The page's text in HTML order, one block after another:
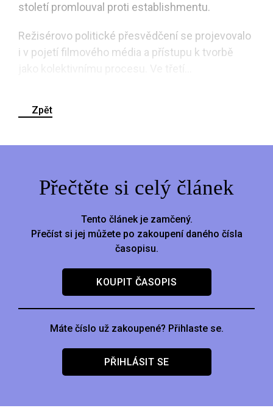
století promlouval proti establishmentu.
Režisérovo politické přesvědčení se projevovalo
i v pojetí filmového média a přístupu k tvorbě
Zpět
Přečtěte si celý článek
Tento článek je zamčený.
Přečíst si jej můžete po zakoupení daného čísla
časopisu.
KOUPIT ČASOPIS
Máte číslo už zakoupené? Přihlaste se.
PŘIHLÁSIT SE